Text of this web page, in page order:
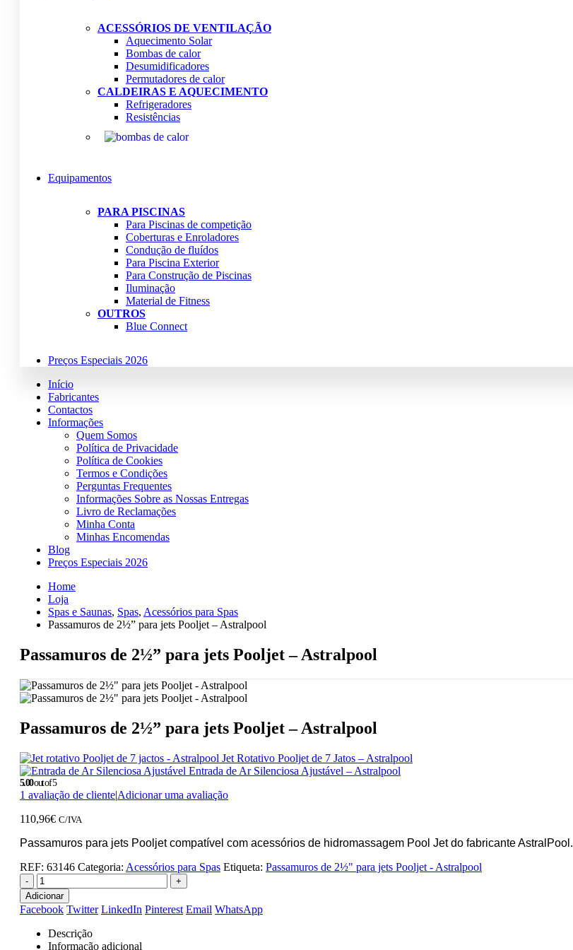
ACESSÓRIOS DE VENTILAÇÃO
Aquecimento Solar
Bombas de calor
Desumidificadores
Permutadores de calor
CALDEIRAS E AQUECIMENTO
Refrigeradores
Resistências
Equipamentos
PARA PISCINAS
Para Piscinas de competição
Coberturas e Enroladores
Condução de fluídos
Para Piscina Exterior
Para Construção de Piscinas
Iluminação
Material de Fitness
OUTROS
Blue Connect
Preços Especiais 2026
Início
Fabricantes
Contactos
Informações
Quem Somos
Política de Privacidade
Política de Cookies
Termos e Condições
Perguntas Frequentes
Informações Sobre as Nossas Entregas
Livro de Reclamações
Minha Conta
Minhas Encomendas
Blog
Preços Especiais 2026
Home
Loja
Spas e Saunas, Spas, Acessórios para Spas
Passamuros de 2½” para jets Pooljet – Astralpool
Passamuros de 2½” para jets Pooljet – Astralpool
Passamuros de 2½” para jets Pooljet – Astralpool
Jet Rotativo Pooljet de 7 Jatos – Astralpool
Entrada de Ar Silenciosa Ajustável – Astralpool
5.00out of 5
1 avaliação de cliente|Adicionar uma avaliação
110,96€ C/IVA
Passamuros para jets Pooljet compatível com acessórios de hidromassagem Pool Jet do fabricante AstralPool.
REF: 63146 Categoria: Acessórios para Spas Etiqueta: Passamuros de 2½" para jets Pooljet - Astralpool
-
+
Adicionar
Facebook Twitter LinkedIn Pinterest Email WhatsApp
Descrição
Informação adicional